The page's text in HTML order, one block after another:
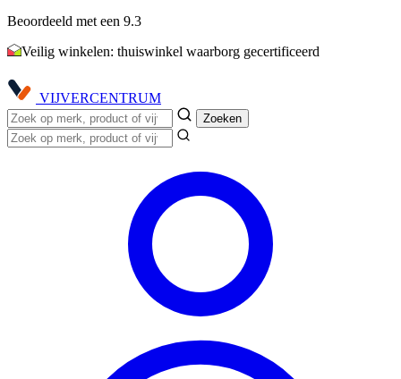
Beoordeeld met een 9.3
Veilig winkelen: thuiswinkel waarborg gecertificeerd
VIJVERCENTRUM
Zoeken